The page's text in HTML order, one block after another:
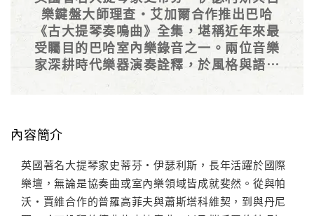
樂鍵盤大師理查・艾加爾合作推出巴哈
《古大提琴奏鳴曲》全集，堪稱近年來最
受矚目的巴哈室內樂錄音之一。兩位音樂
家深耕時代樂器演奏詮釋，於風格與語法
上高度契合，展現出細膩且富於生命力的
對話。
內容簡介
英國著名大提琴家史蒂芬・伊瑟利斯，長年活躍於國際
樂壇，無論是協奏曲或室內樂領域皆成就斐然。從與帕
沃・賈維合作的普羅高菲夫與蕭斯塔科維契，到與丹尼